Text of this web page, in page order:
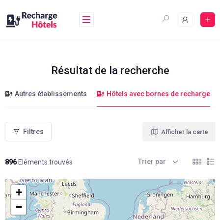
au
contenu
Résultat de la recherche
Autres établissements Hôtels avec bornes de recharge
Filtres
896Eléments trouvés
Afficher la carte
Trier par
+
−